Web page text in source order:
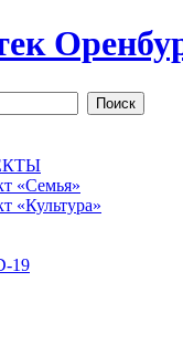
Поиск
«Семья»
«Культура»
19